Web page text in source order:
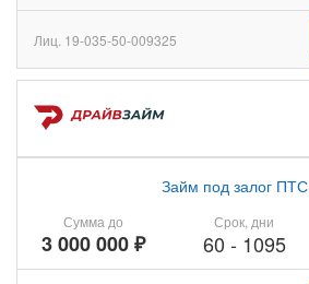
Лиц. 19-035-50-009325
Сумма до
3 000 000 ₽
Займ под залог ПТС
Срок, дни
60 - 1095